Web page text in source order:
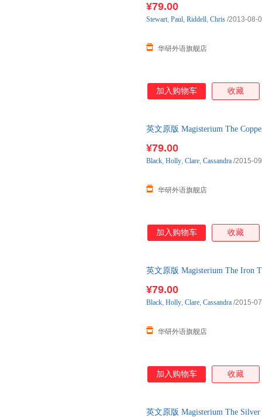
¥79.00
华研外语旗舰店
Stewart, Paul, Riddell, Chris /2013-08-
加入购物车 收藏
英文原版 Magisterium The
¥79.00
华研外语旗舰店
Black, Holly, Clare, Cassandra /2015-
加入购物车 收藏
英文原版 Magisterium The Iron
¥79.00
华研外语旗舰店
Black, Holly, Clare, Cassandra /2015-
加入购物车 收藏
英文原版 Magisterium The